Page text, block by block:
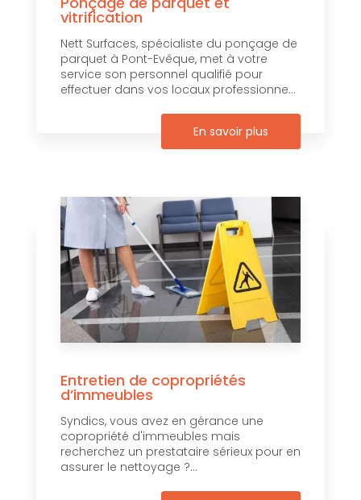
vitrification
Nett Surfaces, spécialiste du ponçage de
parquet à Pont-Evêque, met à votre
service son personnel qualifié pour
effectuer dans vos locaux professionne...
En savoir plus
Entretien de copropriétés
d’immeubles
Syndics, vous avez en gérance une
copropriété d'immeubles mais
recherchez un prestataire sérieux pour en
assurer le nettoyage ?...